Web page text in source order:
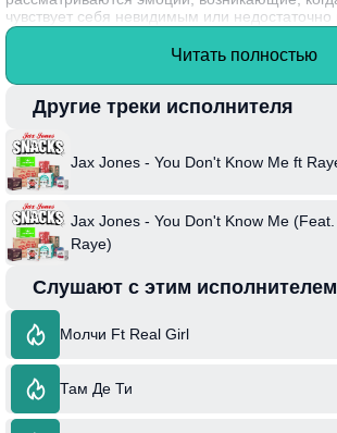
чувствует себя невидимым или
другим. Ритмичные биты и запоминающаяся
трек отличным союзником для танцев,
важность искренности и общения в
легко запоминается и вызывает желание
Интересный факт: Jax Jones — британский
продюсер и диджей, который стал
хитам и коллаборациям с различными
Know Me" открыла новые горизонты в его
Читать полностью
Другие треки исполнителя
Jax Jones - You Don't Know Me ft
Jax Jones - You Don't Know Me (Feat.
Raye)
Слушают с этим исполнителем
Молчи Ft Real Girl
Там Де Ти